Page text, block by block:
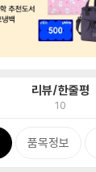
리뷰/한줄평
10
품목정보